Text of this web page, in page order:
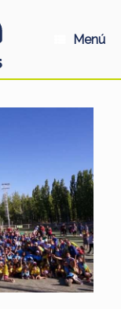
Menú